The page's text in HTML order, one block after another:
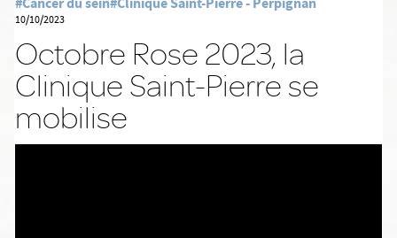
10/10/2023
Octobre Rose 2023, la
Clinique Saint-Pierre se
mobilise